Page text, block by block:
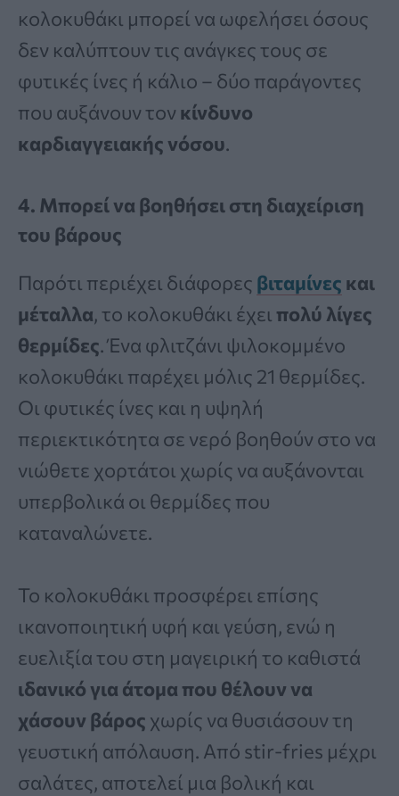
κολοκυθάκι μπορεί να ωφελήσει όσους
δεν καλύπτουν τις ανάγκες τους σε
φυτικές ίνες ή κάλιο – δύο παράγοντες
που αυξάνουν τον κίνδυνο
καρδιαγγειακής νόσου.
4. Μπορεί να βοηθήσει στη διαχείριση
του βάρους
Παρότι περιέχει διάφορες βιταμίνες και
μέταλλα, το κολοκυθάκι έχει πολύ λίγες
θερμίδες. Ένα φλιτζάνι ψιλοκομμένο
κολοκυθάκι παρέχει μόλις 21 θερμίδες.
Οι φυτικές ίνες και η υψηλή
περιεκτικότητα σε νερό βοηθούν στο να
νιώθετε χορτάτοι χωρίς να αυξάνονται
υπερβολικά οι θερμίδες που
καταναλώνετε.
Το κολοκυθάκι προσφέρει επίσης
ικανοποιητική υφή και γεύση, ενώ η
ευελιξία του στη μαγειρική το καθιστά
ιδανικό για άτομα που θέλουν να
χάσουν βάρος χωρίς να θυσιάσουν τη
γευστική απόλαυση. Από stir-fries μέχρι
σαλάτες, αποτελεί μια βολική και